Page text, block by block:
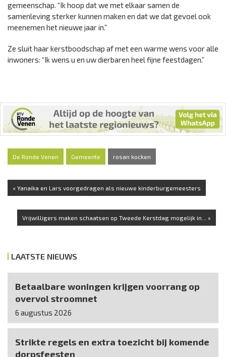
gemeenschap. “Ik hoop dat we met elkaar samen de
samenleving sterker kunnen maken en dat we dat gevoel ook
meenemen het nieuwe jaar in.”
Ze sluit haar kerstboodschap af met een warme wens voor alle
inwoners: “Ik wens u en uw dierbaren heel fijne feestdagen.”
De Ronde Venen Gemeente rosan kocken
« Yanaika en Lars voorgedragen als nieuwe kinderburgemeesters
Vrijwilligers maken schaatsen op Tweede Kerstdag mogelijk in... »
LAATSTE NIEUWS
Betaalbare woningen krijgen voorrang op
overvol stroomnet
6 augustus 2026
Strikte regels en extra toezicht bij komende
dorpsfeesten